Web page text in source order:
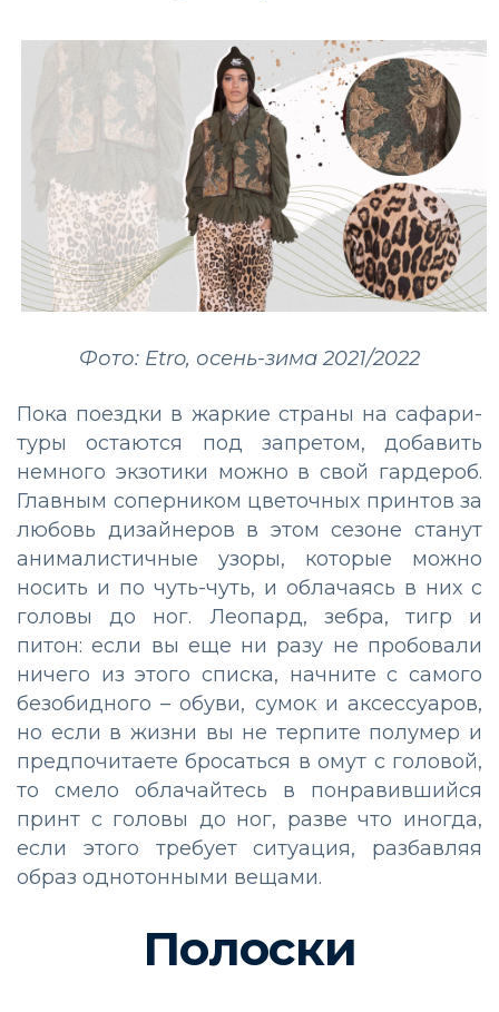
Фото: Etro, осень-зима 2021/2022
Пока поездки в жаркие страны на сафари-
туры остаются под запретом, добавить
немного экзотики можно в свой гардероб.
Главным соперником цветочных принтов за
любовь дизайнеров в этом сезоне станут
анималистичные узоры, которые можно
носить и по чуть-чуть, и облачаясь в них с
головы до ног. Леопард, зебра, тигр и
питон: если вы еще ни разу не пробовали
ничего из этого списка, начните с самого
безобидного – обуви, сумок и аксессуаров,
но если в жизни вы не терпите полумер и
предпочитаете бросаться в омут с головой,
то смело облачайтесь в понравившийся
принт с головы до ног, разве что иногда,
если этого требует ситуация, разбавляя
образ однотонными вещами.
Полоски